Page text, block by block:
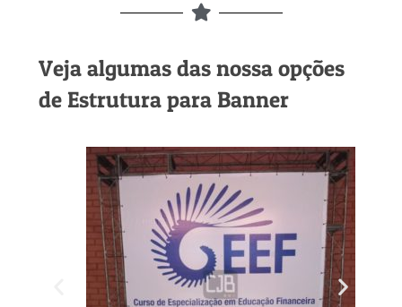
Veja algumas das nossa opções
de Estrutura para Banner